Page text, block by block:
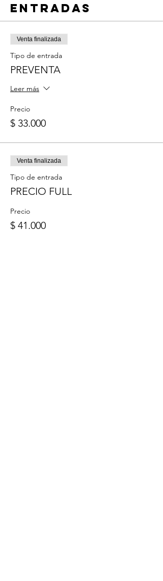
Entradas
Venta finalizada
Tipo de entrada
PREVENTA
Leer más
Precio
$ 33.000
Venta finalizada
Tipo de entrada
PRECIO FULL
Precio
$ 41.000